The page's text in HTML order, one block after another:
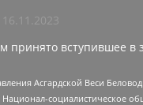
16.11.2023
вступившее в
Асгардской Веси
социалистическое